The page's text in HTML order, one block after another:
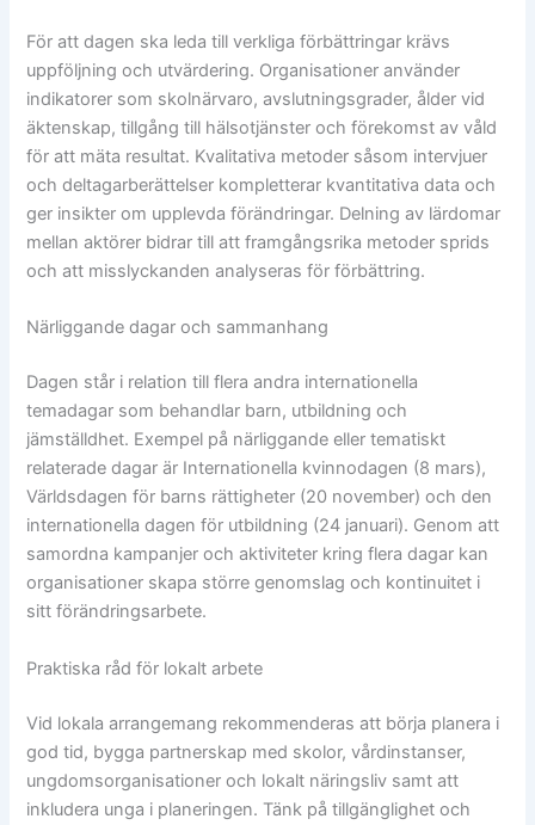
För att dagen ska leda till verkliga förbättringar krävs
uppföljning och utvärdering. Organisationer använder
indikatorer som skolnärvaro, avslutningsgrader, ålder vid
äktenskap, tillgång till hälsotjänster och förekomst av våld
för att mäta resultat. Kvalitativa metoder såsom intervjuer
och deltagarberättelser kompletterar kvantitativa data och
ger insikter om upplevda förändringar. Delning av lärdomar
mellan aktörer bidrar till att framgångsrika metoder sprids
och att misslyckanden analyseras för förbättring.
Närliggande dagar och sammanhang
Dagen står i relation till flera andra internationella
temadagar som behandlar barn, utbildning och
jämställdhet. Exempel på närliggande eller tematiskt
relaterade dagar är Internationella kvinnodagen (8 mars),
Världsdagen för barns rättigheter (20 november) och den
internationella dagen för utbildning (24 januari). Genom att
samordna kampanjer och aktiviteter kring flera dagar kan
organisationer skapa större genomslag och kontinuitet i
sitt förändringsarbete.
Praktiska råd för lokalt arbete
Vid lokala arrangemang rekommenderas att börja planera i
god tid, bygga partnerskap med skolor, vårdinstanser,
ungdomsorganisationer och lokalt näringsliv samt att
inkludera unga i planeringen. Tänk på tillgänglighet och